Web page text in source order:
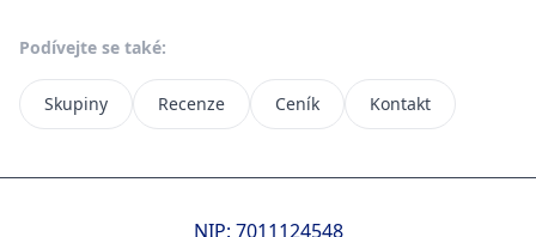
Podívejte se také:
Skupiny Recenze Ceník Kontakt
NIP: 7011124548